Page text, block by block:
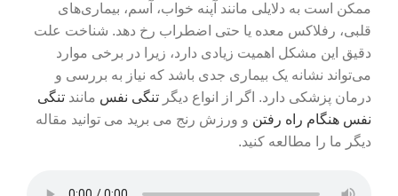
ممکن است به دلایلی مانند آپنه خواب، آسم، بیماری‌های
قلبی، رفلاکس معده یا حتی اضطراب رخ دهد. شناخت علت
دقیق این مشکل اهمیت زیادی دارد، زیرا در برخی موارد
می‌تواند نشانه یک بیماری جدی باشد که نیاز به بررسی و
درمان پزشکی دارد. اگر از انواع دیگر تنگی نفس مانند تنگی
نفس هنگام راه رفتن و ورزش رنج می برید می توانید مقاله
دیگر ما را مطالعه کنید.